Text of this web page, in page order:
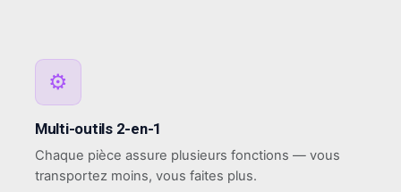
⚙
Multi-outils 2-en-1
Chaque pièce assure plusieurs fonctions — vous
transportez moins, vous faites plus.